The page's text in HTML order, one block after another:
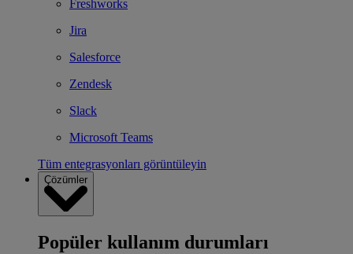
Freshworks
Jira
Salesforce
Zendesk
Slack
Microsoft Teams
Tüm entegrasyonları görüntüleyin
Çözümler
Popüler kullanım durumları